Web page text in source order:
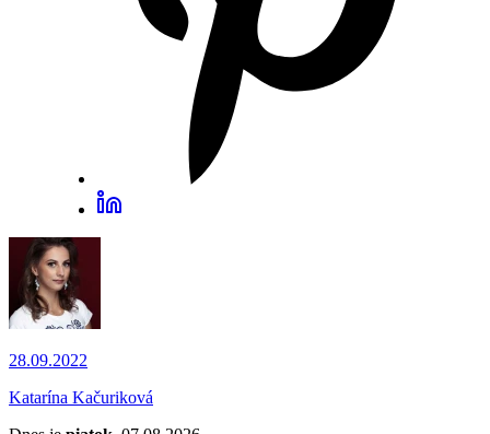
28.09.2022
Katarína Kačuriková